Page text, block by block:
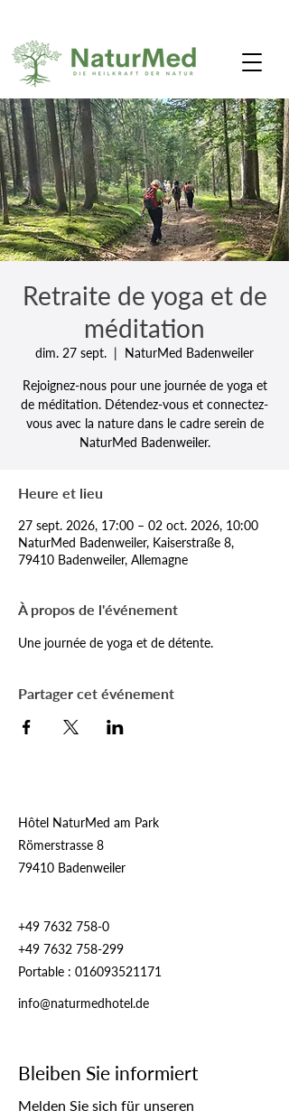
Retraite de yoga et de
méditation
dim. 27 sept.
  |
NaturMed Badenweiler
Rejoignez-nous pour une journée de yoga et
de méditation. Détendez-vous et connectez-
vous avec la nature dans le cadre serein de
NaturMed Badenweiler.
Heure et lieu
27 sept. 2026, 17:00 – 02 oct. 2026, 10:00
NaturMed Badenweiler, Kaiserstraße 8,
79410 Badenweiler, Allemagne
À propos de l'événement
Une journée de yoga et de détente.
Partager cet événement
Hôtel NaturMed am Park
Römerstrasse 8
79410 Badenweiler
+49 7632 758-0
+49 7632 758-299
Portable : 016093521171
info@naturmedhotel.de
Bleiben Sie informiert
Melden Sie sich für unseren